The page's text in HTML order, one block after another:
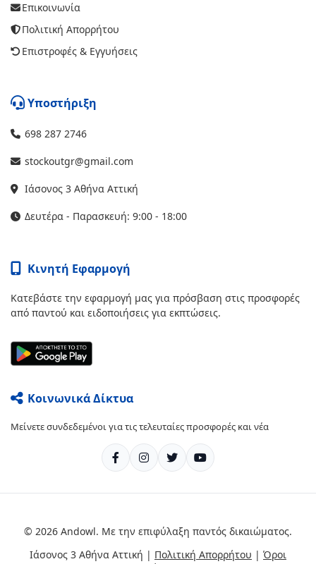
Επικοινωνία
Πολιτική Απορρήτου
Επιστροφές & Εγγυήσεις
Υποστήριξη
698 287 2746
stockoutgr@gmail.com
Ιάσονος 3 Αθήνα Αττική
Δευτέρα - Παρασκευή: 9:00 - 18:00
Κινητή Εφαρμογή
Κατεβάστε την εφαρμογή μας για πρόσβαση στις προσφορές
από παντού και ειδοποιήσεις για εκπτώσεις.
Κοινωνικά Δίκτυα
Μείνετε συνδεδεμένοι για τις τελευταίες προσφορές και νέα
© 2026 Andowl. Με την επιφύλαξη παντός δικαιώματος.
Ιάσονος 3 Αθήνα Αττική | Πολιτική Απορρήτου | Όροι